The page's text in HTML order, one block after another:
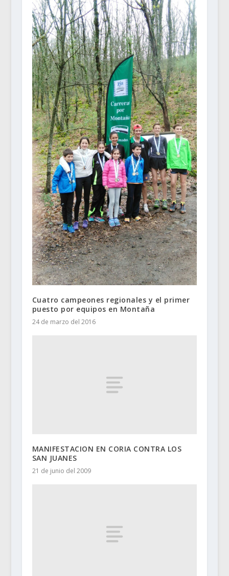
Cuatro campeones regionales y el primer
puesto por equipos en Montaña
24 de marzo del 2016
MANIFESTACION EN CORIA CONTRA LOS
SAN JUANES
21 de junio del 2009